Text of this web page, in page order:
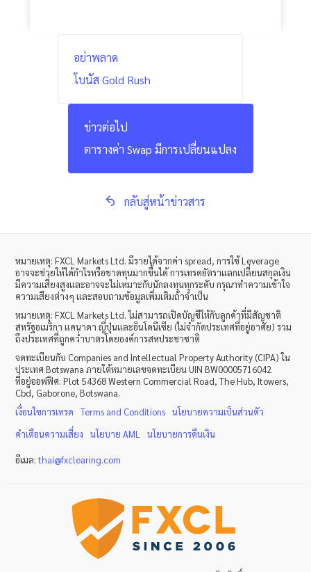
อย่าพลาด
โบนัส Gold Rush
ข่าวต่อไป
ตารางค่า Swap มีการเปลี่ยนแปลง
กลับสู่หน้าข่าวสาร
หมายเหตุ: FXCL Markets Ltd. มีรายได้จากค่า spread, การใช้Leverage
อาจจะช่วยให้ได้กำไรหรือขาดทุนมากขึ้นได้ การเทรดอัตราแลกเปลี่ยนสกุลเงิน
มีความเสี่ยงสูงและอาจจะไม่เหมาะกับนักลงทุนทุกระดับ กรุณาทำความเข้าใจ
ความเสียงต่างๆ และสอบถามข้อมูลเพิ่มเติมถ้าจำเป็น
หมายเหตุ: FXCL Markets Ltd.ไม่สามารถเปิดบัญชีให้กับลูกค้าที่มีสัญชาติ
สหรัฐอเมริกา แคนาดา ญี่ปุ่นและอินโดนีเซีย (ไม่จำกัดประเทศที่อยู่อาศัย) รวม
ถึงประเทศที่ถูกคว่ำบาตรโดยองค์การสหประชาชาติ
จดทะเบียนกับ Companies and Intellectual Property Authority (CIPA) ใน
ประเทศ Botswana ภายใต้หมายเลขจดทะเบียน UIN BW00005716042
ที่อยู่ออฟฟิศ: Plot 54368 Western Commercial Road, The Hub, Itowers,
Cbd, Gaborone, Botswana.
เงื่อนไขการเทรด
Terms and Conditions
นโยบายความเป็นส่วนตัว
คำเตือนความเสี่ยง
นโยบายAML นโยบายการคืนเงิน
อีเมล:thai@fxclearing.com